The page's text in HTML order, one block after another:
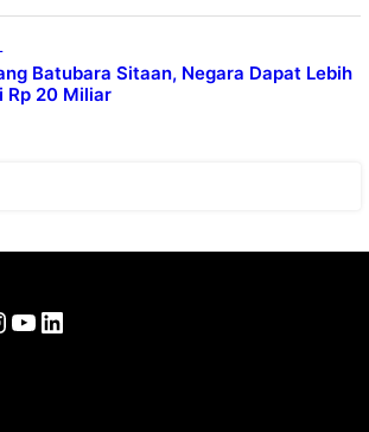
Batubara Sitaan, Negara Dapat Lebih
Rp 20 Miliar
YouTube
LinkedIn